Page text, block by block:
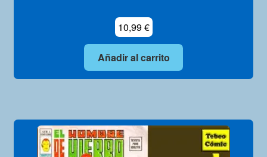
10,99€
Añadir al carrito